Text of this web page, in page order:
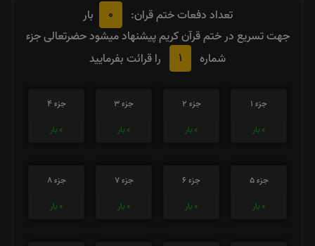
تعداد دفعات ختم قران: 0
بار
جهت تسریع در ختم قرآن کریم پیشنهاد میشود حضرتعالی جزء
شماره
1 را قرائت بفرمایید
جزء 1
0 بار
جزء 2
0 بار
جزء 3
0 بار
جزء 4
0 بار
جزء 5
0 بار
جزء 6
0 بار
جزء 7
0 بار
جزء 8
0 بار